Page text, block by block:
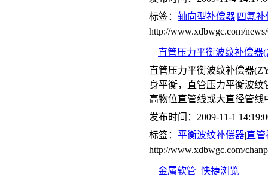
标签： 轴向型补偿器|四氟补
http://www.xdbwgc.com/
直管压力平衡波纹补偿器
直管压力平衡波纹补偿器
身平衡，直管压力平衡波
高物位直管线或大直径管线
发布时间：2009-11-1
标签： 平衡波纹补偿器|直管
http://www.xdbwgc.com/
金属软管 快捷浏览